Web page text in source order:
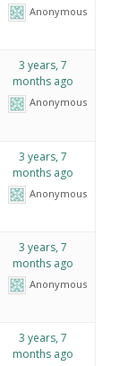
Anonymous
3 years, 7
months ago
Anonymous
3 years, 7
months ago
Anonymous
3 years, 7
months ago
Anonymous
3 years, 7
months ago